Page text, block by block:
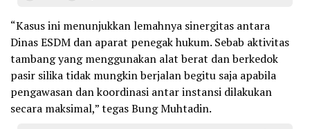
“Kasus ini menunjukkan lemahnya sinergitas antara
Dinas ESDM dan aparat penegak hukum. Sebab aktivitas
tambang yang menggunakan alat berat dan berkedok
pasir silika tidak mungkin berjalan begitu saja apabila
pengawasan dan koordinasi antar instansi dilakukan
secara maksimal,” tegas Bung Muhtadin.